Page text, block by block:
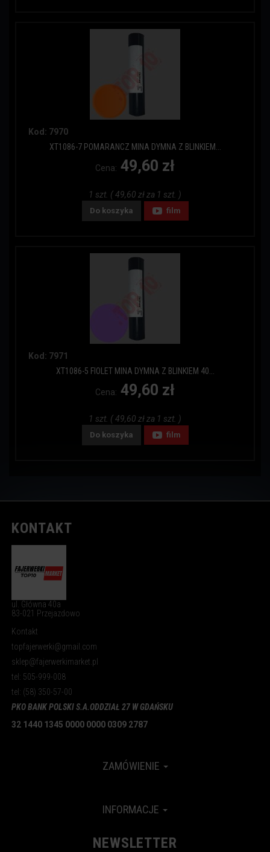
Kod: 7970
XT1086-7 POMARANCZ MINA DYMNA Z BLINKIEM...
Cena: 49,60 zł
1 szt. ( 49,60 zł za 1 szt. )
Do koszyka film
Kod: 7971
XT1086-5 FIOLET MINA DYMNA Z BLINKIEM 40...
Cena: 49,60 zł
1 szt. ( 49,60 zł za 1 szt. )
Do koszyka film
KONTAKT
ul. Główna 40a
83-021 Przejazdowo
Kontakt
topfajerwerki@gmail.com
sklep@fajerwerkimarket.pl
tel: 505-999-008
tel: (58) 350-57-00
PKO BANK POLSKI S.A.ODDZIAŁ 27 W GDAŃSKU
32 1440 1345 0000 0000 0309 2787
ZAMÓWIENIE
INFORMACJE
NEWSLETTER